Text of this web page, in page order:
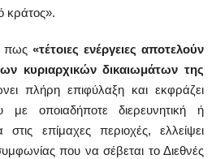
κράτος».
πως«τέτοιες ενέργειες αποτελούν
κυριαρχικών δικαιωμάτων της
πλήρη επιφύλαξη και εκφράζει
οποιαδήποτε διερευνητική ή
στις επίμαχες περιοχές, ελλείψει
που να σέβεται το Διεθνές